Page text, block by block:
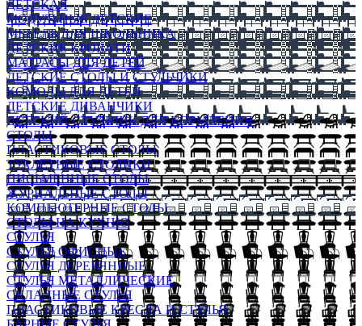
ДЕТСКАЯ
МОДУЛЬНЫЕ ДЕТСКИЕ
МЕБЕЛЬ ДЛЯ ШКОЛЬНИКА
ДЕТСКИЕ КРОВАТИ
МАТРАСЫ ДЛЯ ДЕТЕЙ
ДЕТСКИЕ СТОЛЫ И СТУЛЬЧИКИ
КОМОДЫ ДЛЯ ДЕТЕЙ
ДЕТСКИЕ ДИВАНЧИКИ
ДЕТСКИЙ СТУЛЬЧИК ДЛЯ КОРМЛЕНИЯ
СТОЛЫ
ПЛАСТИКОВЫЕ СТОЛЫ
ТУАЛЕТНЫЕ СТОЛИКИ
ПИСЬМЕННЫЕ СТОЛЫ
ЖУРНАЛЬНЫЕ СТОЛЫ
КОМПЬЮТЕРНЫЕ СТОЛЫ
СТОЛЫ НА КУХНЮ
СТУЛЬЯ
СТУЛЬЯ ОФИСНЫЕ
СТУЛЬЯ ДЕРЕВЯННЫЕ
СТУЛЬЯ МЕТАЛЛИЧЕСКИЕ
СКЛАДНЫЕ СТУЛЬЯ
ПЛАСТИКОВЫЕ КРЕСЛА И СТУЛЬЯ